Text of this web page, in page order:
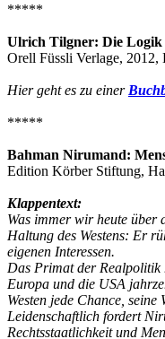
*****
Ulrich Tilgner: Die Logik
Orell Füssli Verlage,
Hier geht es zu einer
*****
Bahman Nirumand:
Edition Körber Stiftung,
Klappentext:
Was immer wir heute über
Haltung des Westens: Er
eigenen Interessen.
Das Primat der Realpolitik
Europa und die USA
Westen jede Chance,
Leidenschaftlich fordert
Rechtsstaatlichkeit und